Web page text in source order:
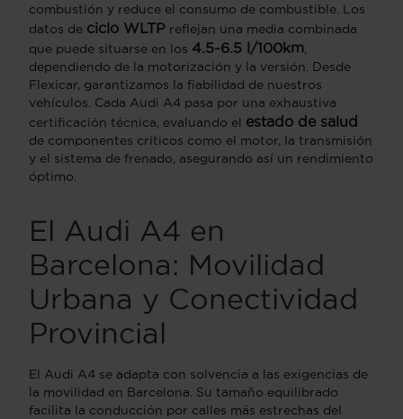
combustión y reduce el consumo de combustible. Los
datos de ciclo WLTP reflejan una media combinada
que puede situarse en los 4.5-6.5 l/100km,
dependiendo de la motorización y la versión. Desde
Flexicar, garantizamos la fiabilidad de nuestros
vehículos. Cada Audi A4 pasa por una exhaustiva
certificación técnica, evaluando el estado de salud
de componentes críticos como el motor, la transmisión
y el sistema de frenado, asegurando así un rendimiento
óptimo.
El Audi A4 en
Barcelona: Movilidad
Urbana y Conectividad
Provincial
El Audi A4 se adapta con solvencia a las exigencias de
la movilidad en Barcelona. Su tamaño equilibrado
facilita la conducción por calles más estrechas del